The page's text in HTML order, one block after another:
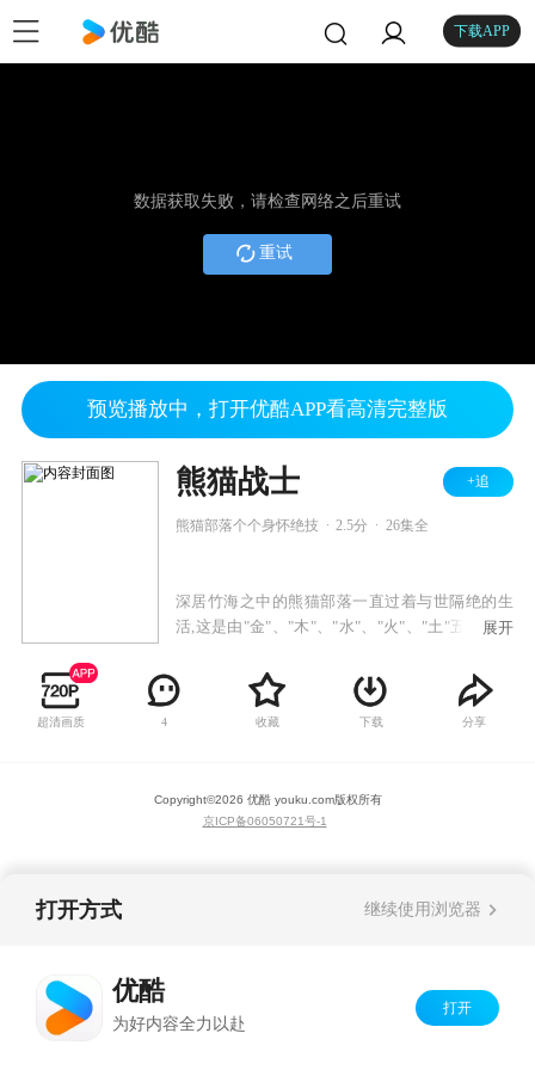
下载APP
数据获取失败，请检查网络之后重试
重试
预览播放中，打开优酷APP看高清完整版
熊猫战士 +追
熊猫部落个个身怀绝技 2.5分 26集全
深居竹海之中的熊猫部落一直过着与世隔绝的生
活,这是由"金"、"木"、"水"、"火"、"土"五个小家
族同时为百眼的苏醒所惊动,并派出家族中最厉害
的勇士,前去寻找那传说中可以阻止大魔王重生
的"英雄之石"。金族的柏古拉、木族的森巴卡伦、
年灾害的前兆! 格鲁多村庄的居民对这传言深信不
疑,计划暂时迁离以避天灾,只留下老英雄阿布木洛
之石",白水魔星——百眼因此被解放出来,原来
奇拉七星阵。为此,熊猫部落为魔星百眼的苏醒所
惊动,派出了家族中最厉害的勇士,前去寻找那传说
展开
超清画质 4 收藏 下载 分享
Copyright©2026 优酷 youku.com版权所有
京ICP备06050721号-1
打开方式 继续使用浏览器
优酷
为好内容全力以赴
打开